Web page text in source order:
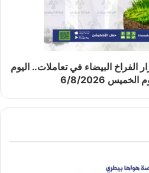
الفراخ البيضاء في تعاملات.. اليوم
6/8/2026